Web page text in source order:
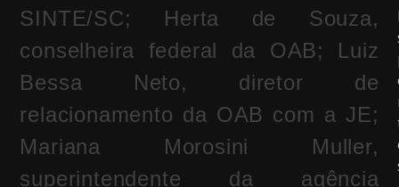
SINTE/SC; Herta de Souza,
conselheira federal da OAB; Luiz
Bessa Neto, diretor de
relacionamento da OAB com a JE;
Mariana Morosini Muller,
superintendente da agência